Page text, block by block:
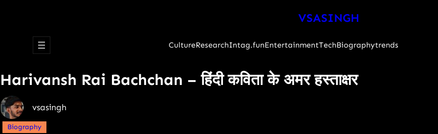
VSASINGH
CultureResearchIntag.funEntertainmentTechBiographytrends
Harivansh Rai Bachchan – हिंदी कविता के अमर हस्ताक्षर
vsasingh
Biography